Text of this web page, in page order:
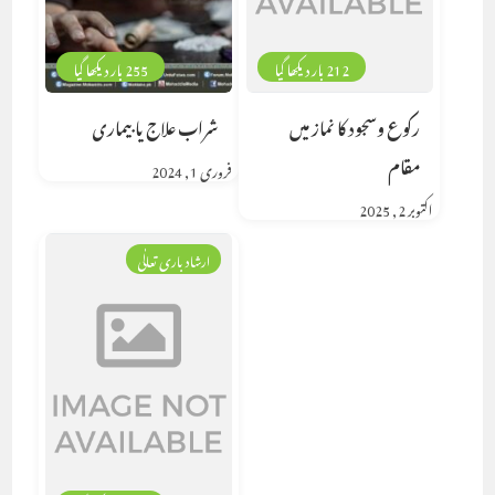
255 بار دیکھا گیا
شراب علاج یا بیماری
فروری 1, 2024
212 بار دیکھا گیا
رکوع وسجود کا نماز میں
مقام
اکتوبر 2, 2025
ارشاد باری تعالٰی